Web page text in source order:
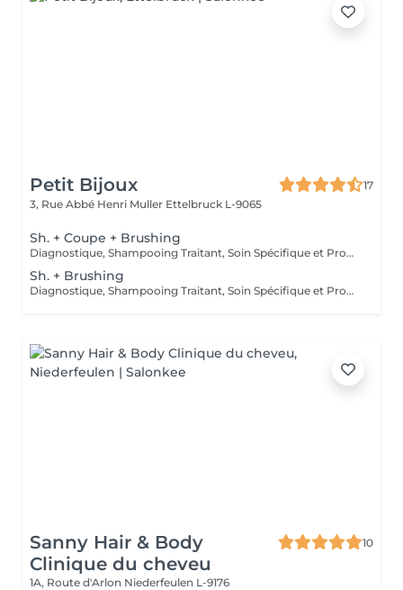
Petit Bijoux
17
3, Rue Abbé Henri Muller Ettelbruck L-9065
Sh. + Coupe + Brushing
Diagnostique, Shampooing Traitant, Soin Spécifique et Produits Coiffants inclus
Sh. + Brushing
Diagnostique, Shampooing Traitant, Soin Spécifique et Produits Coiffants inclus
Sanny Hair & Body
Clinique du cheveu
10
1A, Route d'Arlon Niederfeulen L-9176